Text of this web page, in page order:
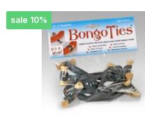
sale 10%